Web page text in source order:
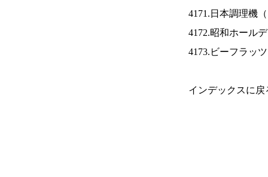
4171.日本調理機（
4172.昭和ホール
4173.ビーフラッ
インデックスに戻